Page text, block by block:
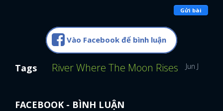
Gửi bài
Vào Facebook để bình luận
Tags River Where The Moon Rises Jun Ji Hyun
FACEBOOK - BÌNH LUẬN